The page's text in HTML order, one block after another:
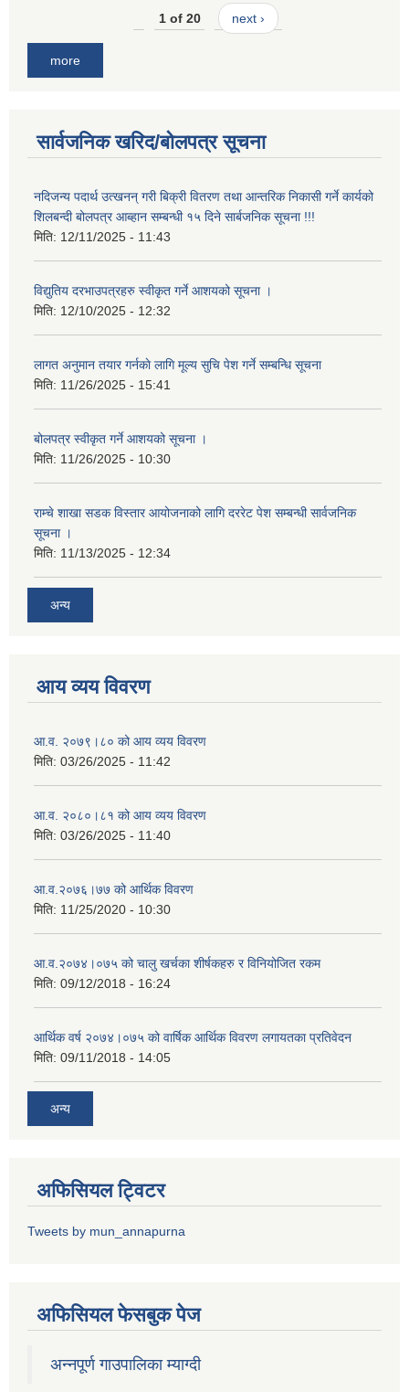
1 of 20 next ›
more
सार्वजनिक खरिद/बोलपत्र सूचना
नदिजन्य पदार्थ उत्खनन् गरी बिक्री वितरण तथा आन्तरिक निकासी गर्ने कार्यको
शिलबन्दी बोलपत्र आब्हान सम्बन्धी १५ दिने सार्बजनिक सूचना !!!
मिति: 12/11/2025 - 11:43
विद्युतिय दरभाउपत्रहरु स्वीकृत गर्ने आशयको सूचना ।
मिति: 12/10/2025 - 12:32
लागत अनुमान तयार गर्नकाे लागि मूल्य सुचि पेश गर्ने सम्बन्धि सूचना
मिति: 11/26/2025 - 15:41
बोलपत्र स्वीकृत गर्ने आशयको सूचना ।
मिति: 11/26/2025 - 10:30
राम्चे शाखा सडक विस्तार आयोजनाको लागि दररेट पेश सम्बन्धी सार्वजनिक
सूचना ।
मिति: 11/13/2025 - 12:34
अन्य
आय व्यय विवरण
आ.व. २०७९।८० को आय व्यय विवरण
मिति: 03/26/2025 - 11:42
आ.व. २०८०।८१ को आय व्यय विवरण
मिति: 03/26/2025 - 11:40
आ.व.२०७६।७७ को आर्थिक विवरण
मिति: 11/25/2020 - 10:30
आ.व.२०७४।०७५ को चालु खर्चका शीर्षकहरु र विनियोजित रकम
मिति: 09/12/2018 - 16:24
आर्थिक वर्ष २०७४।०७५ को वार्षिक आर्थिक विवरण लगायतका प्रतिवेदन
मिति: 09/11/2018 - 14:05
अन्य
अफिसियल ट्विटर
Tweets by mun_annapurna
अफिसियल फेसबुक पेज
अन्नपूर्ण गाउपालिका म्याग्दी